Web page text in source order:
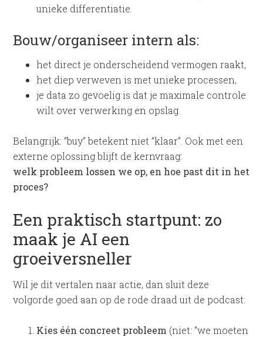
unieke differentiatie.
Bouw/organiseer intern als:
het direct je onderscheidend vermogen raakt,
het diep verweven is met unieke processen,
je data zo gevoelig is dat je maximale controle
wilt over verwerking en opslag.
Belangrijk: “buy” betekent niet “klaar”. Ook met een
externe oplossing blijft de kernvraag:
welk probleem lossen we op, en hoe past dit in het
proces?
Een praktisch startpunt: zo
maak je AI een
groeiversneller
Wil je dit vertalen naar actie, dan sluit deze
volgorde goed aan op de rode draad uit de podcast:
Kies één concreet probleem (niet: “we moeten